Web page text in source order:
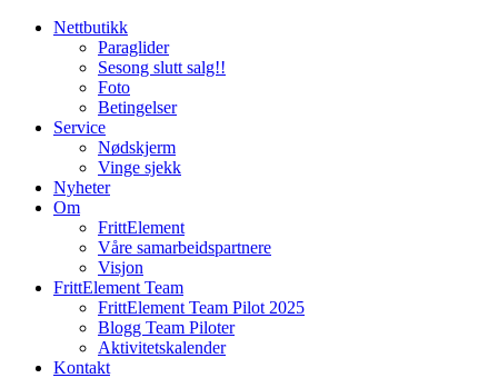
Nettbutikk
Paraglider
Sesong slutt salg!!
Foto
Betingelser
Service
Nødskjerm
Vinge sjekk
Nyheter
Om
FrittElement
Våre samarbeidspartnere
Visjon
FrittElement Team
FrittElement Team Pilot 2025
Blogg Team Piloter
Aktivitetskalender
Kontakt